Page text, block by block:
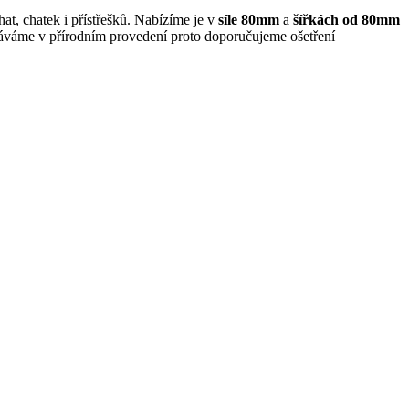
chatek i přístřešků. Nabízíme je v síle 80mm a šířkách od 80mm
v přírodním provedení proto doporučujeme ošetření
a kdy zemní